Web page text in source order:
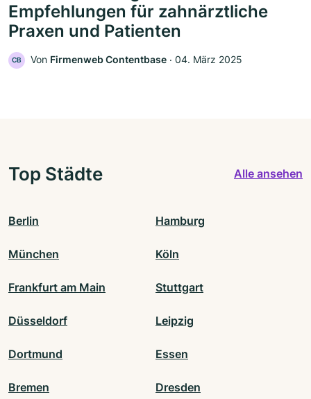
Empfehlungen für zahnärztliche
Praxen und Patienten
CB Von Firmenweb Contentbase ‧ 04. März 2025
Top Städte Alle ansehen
Berlin Hamburg
München Köln
Frankfurt am Main Stuttgart
Düsseldorf Leipzig
Dortmund Essen
Bremen Dresden